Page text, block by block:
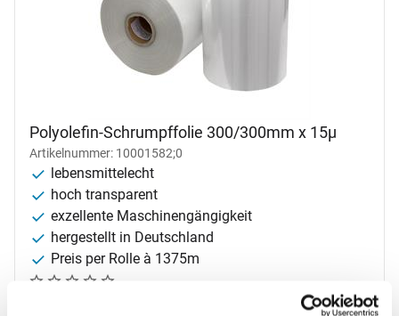
Polyolefin-Schrumpffolie 300/300mm x 15µ
Artikelnummer: 10001582;0
lebensmittelecht
hoch transparent
exzellente Maschinengängigkeit
hergestellt in Deutschland
Preis per Rolle à 1375m